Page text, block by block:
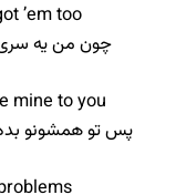
’em too
چون من یه سری
mine to you
پس تو همشونو